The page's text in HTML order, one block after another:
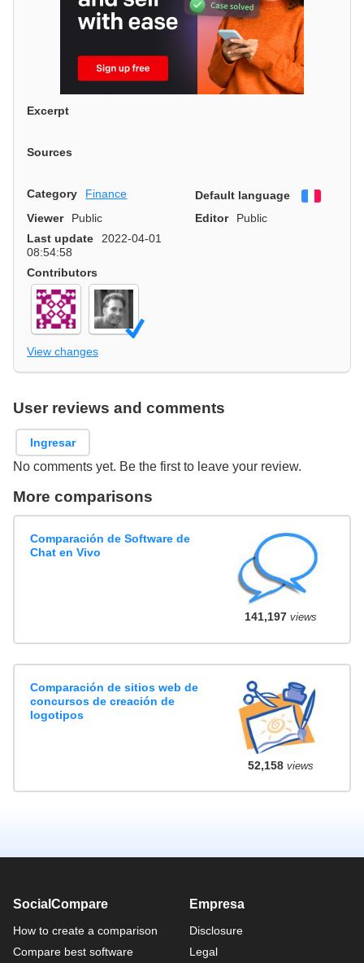
Excerpt
Sources
Category Finance Default language
Viewer
Public Editor
Public
Last update
2022-04-01
08:54:58
Contributors
View changes
User reviews and comments
Ingresar
No comments yet. Be the first to leave your review.
More comparisons
Comparación de Software de
Chat en Vivo
141,197views
Comparación de sitios web de
concursos de creación de
logotipos
52,158views
SocialCompare
How to create a comparison
Compare best software
Empresa
Disclosure
Legal